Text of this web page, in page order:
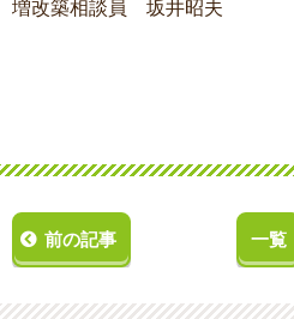
増改築相談員 坂井昭夫
前の記事 一覧